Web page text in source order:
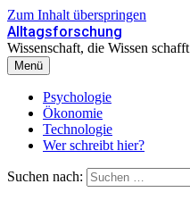
Zum Inhalt überspringen
Alltagsforschung
Wissenschaft, die Wissen schafft
Menü
Psychologie
Ökonomie
Technologie
Wer schreibt hier?
Suchen nach: